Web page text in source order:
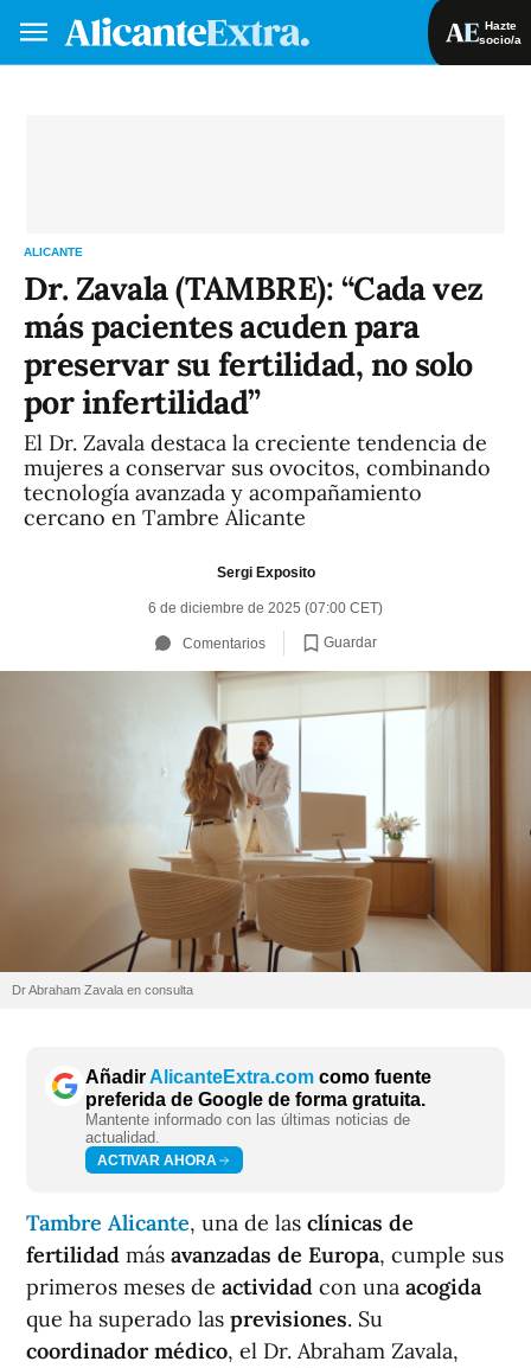
Hazte
socio/a
ALICANTE
Dr. Zavala (TAMBRE): “Cada vez
más pacientes acuden para
preservar su fertilidad, no solo
por infertilidad”
El Dr. Zavala destaca la creciente tendencia de
mujeres a conservar sus ovocitos, combinando
tecnología avanzada y acompañamiento
cercano en Tambre Alicante
Sergi Exposito
6 de diciembre de 2025 (07:00 CET)
Comentarios Guardar
Dr Abraham Zavala en consulta
AñadirAlicanteExtra.com como fuente
preferida de Google de forma gratuita.
Mantente informado con las últimas noticias de
actualidad.
ACTIVAR AHORA
Tambre Alicante, una de las clínicas de
fertilidad más avanzadas de Europa, cumple sus
primeros meses de actividad con una acogida
que ha superado las previsiones. Su
coordinador médico, el Dr. Abraham Zavala,